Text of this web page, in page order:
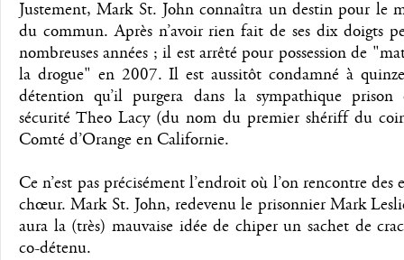
Justement, Mark St. John connaîtra un destin pour le
du commun. Après n’avoir rien fait de ses dix doigts
nombreuses années ; il est arrêté pour possession de
la drogue" en 2007. Il est aussitôt condamné à
détention qu’il purgera dans la sympathique prison
sécurité Theo Lacy (du nom du premier shériff du
Comté d’Orange en Californie.
Ce n’est pas précisément l’endroit où l’on rencontre des
chœur. Mark St. John, redevenu le prisonnier Mark
aura la (très) mauvaise idée de chiper un sachet de
co-détenu.